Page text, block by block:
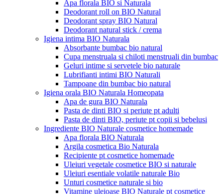
Apa florala BIO si Naturala
Deodorant roll on BIO Natural
Deodorant spray BIO Natural
Deodorant natural stick / crema
Igiena intima BIO Naturala
Absorbante bumbac bio natural
Cupa menstruala si chiloti menstruali din bumbac
Geluri intime si servetele bio naturale
Lubrifianti intimi BIO Naturali
Tampoane din bumbac bio natural
Igiena orala BIO Naturala Homeopata
Apa de gura BIO Naturala
Pasta de dinti BIO si periute pt adulti
Pasta de dinti BIO, periute pt copii si bebelusi
Ingrediente BIO Naturale cosmetice homemade
Apa florala BIO Naturala
Argila cosmetica Bio Naturala
Recipiente pt cosmetice homemade
Uleiuri vegetale cosmetice BIO si naturale
Uleiuri esentiale volatile naturale Bio
Unturi cosmetice naturale si bio
Vitamine uleioase BIO Naturale pt cosmetice